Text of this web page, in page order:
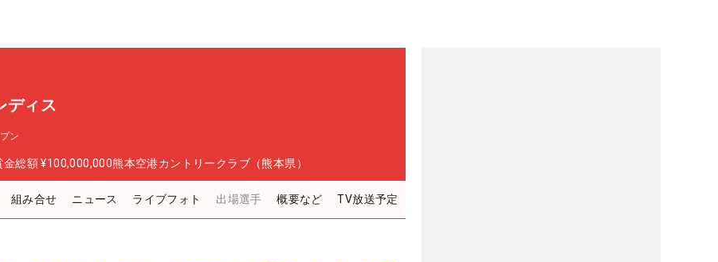
ディス
ン
金総額 ¥100,000,000熊本空港カントリークラブ（熊本県）
組み合せ ニュース ライブフォト 出場選手 概要など TV放送予定